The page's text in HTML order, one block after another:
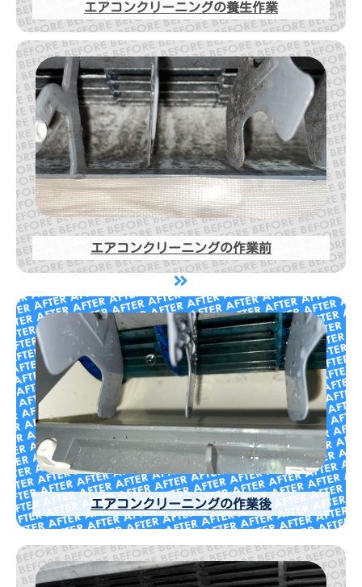
エアコンクリーニングの養生作業
エアコンクリーニングの作業前
エアコンクリーニングの作業後